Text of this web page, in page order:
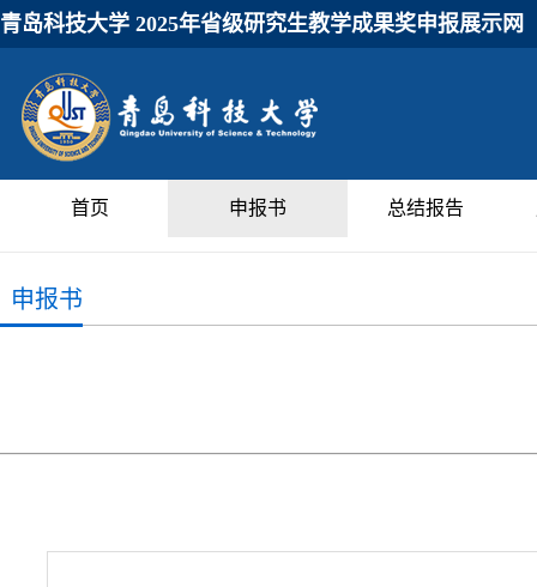
青岛科技大学 2025年省级研究生教学成果奖申报展示网
首页 申报书 总结报告
申报书